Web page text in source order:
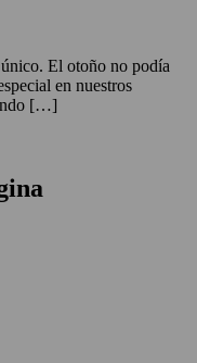
El otoño no podía
en nuestros
[…]